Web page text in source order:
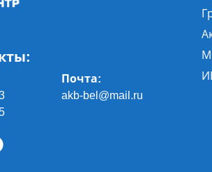
Почта:
akb-bel@mail.ru